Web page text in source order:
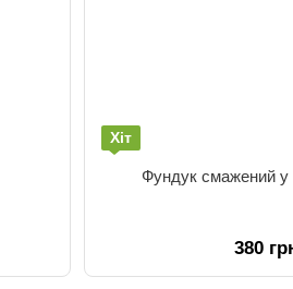
Хіт
Фундук смажений у
380